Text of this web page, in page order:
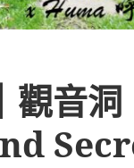
音洞｜